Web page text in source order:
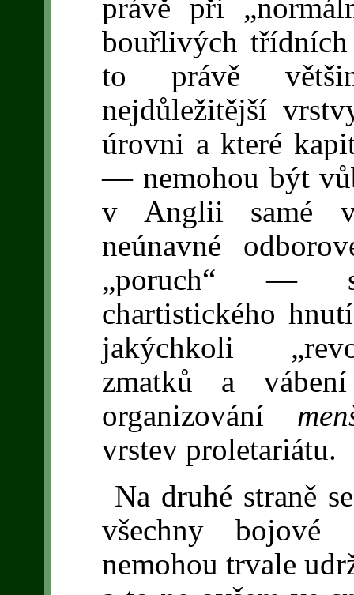
právě při
bouřlivých
to právě
nejdůležitější
úrovni a které
— nemohou být
v Anglii samé
neúnavné
„poruch“ —
chartistického
jakýchkoli
zmatků a
organizování
vrstev proletariátu.
Na druhé straně
všechny bojové
nemohou trvale